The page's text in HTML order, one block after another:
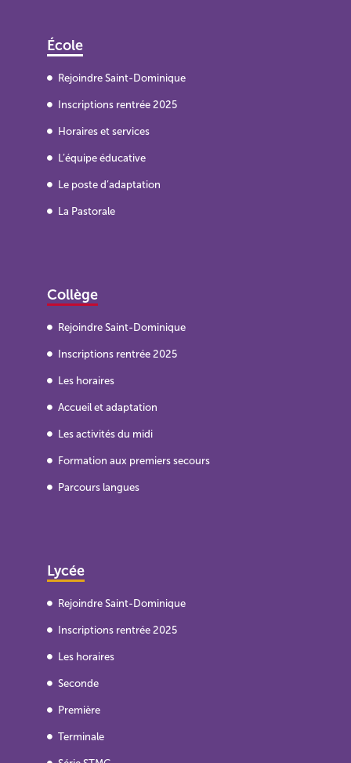
École
Rejoindre Saint-Dominique
Inscriptions rentrée 2025
Horaires et services
L’équipe éducative
Le poste d’adaptation
La Pastorale
Collège
Rejoindre Saint-Dominique
Inscriptions rentrée 2025
Les horaires
Accueil et adaptation
Les activités du midi
Formation aux premiers secours
Parcours langues
Lycée
Rejoindre Saint-Dominique
Inscriptions rentrée 2025
Les horaires
Seconde
Première
Terminale